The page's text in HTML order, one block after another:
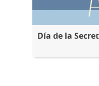
Día de la